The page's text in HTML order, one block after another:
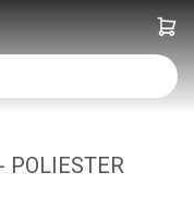
POLIESTER